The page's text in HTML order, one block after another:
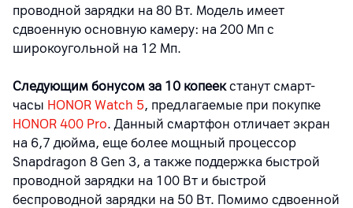
проводной зарядки на 80 Вт. Модель имеет
сдвоенную основную камеру: на 200 Мп с
широкоугольной на 12 Мп.
Следующим бонусом за 10 копеекстанут смарт-
часы HONOR Watch 5, предлагаемые при покупке
HONOR 400 Pro. Данный смартфон отличает экран
на 6,7 дюйма, еще более мощный процессор
Snapdragon 8 Gen 3, а также поддержка быстрой
проводной зарядки на 100 Вт и быстрой
беспроводной зарядки на 50 Вт. Помимо сдвоенной